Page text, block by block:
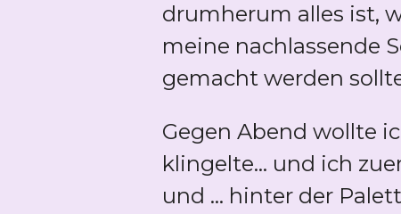
drumherum alles ist,
meine nachlassende
gemacht werden
Gegen Abend wollte
klingelte... und ich
und ... hinter der